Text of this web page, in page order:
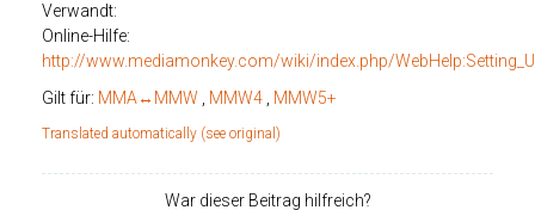
Verwandt:
Online-Hilfe:
http://www.mediamonkey.com/wiki/index.php/
Gilt für: MMA↔MMW MMW4 MMW5+
Translated automatically (see original)
War dieser Beitrag hilfreich?